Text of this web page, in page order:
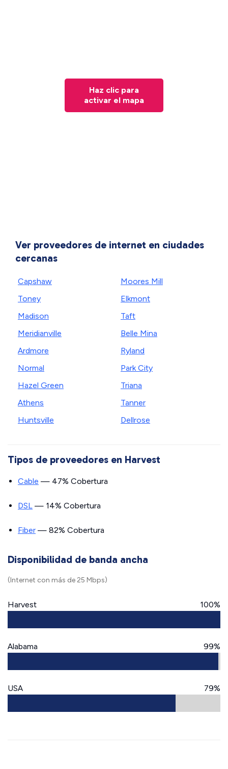
Haz clic para
activar el mapa
Ver proveedores de internet en ciudades
cercanas
Capshaw
Toney
Madison
Meridianville
Ardmore
Normal
Hazel Green
Athens
Huntsville
Moores Mill
Elkmont
Taft
Belle Mina
Ryland
Park City
Triana
Tanner
Dellrose
Tipos de proveedores en Harvest
Cable — 47% Cobertura
DSL — 14% Cobertura
Fiber — 82% Cobertura
Disponibilidad de banda ancha
(Internet con más de 25 Mbps)
Harvest 100%
Alabama 99%
USA 79%